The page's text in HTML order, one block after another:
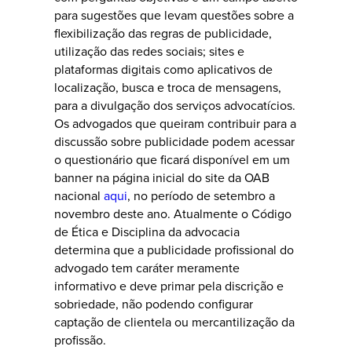
para sugestões que levam questões sobre a
flexibilização das regras de publicidade,
utilização das redes sociais; sites e
plataformas digitais como aplicativos de
localização, busca e troca de mensagens,
para a divulgação dos serviços advocatícios.
Os advogados que queiram contribuir para a
discussão sobre publicidade podem acessar
o questionário que ficará disponível em um
banner na página inicial do site da OAB
nacional aqui, no período de setembro a
novembro deste ano. Atualmente o Código
de Ética e Disciplina da advocacia
determina que a publicidade profissional do
advogado tem caráter meramente
informativo e deve primar pela discrição e
sobriedade, não podendo configurar
captação de clientela ou mercantilização da
profissão.